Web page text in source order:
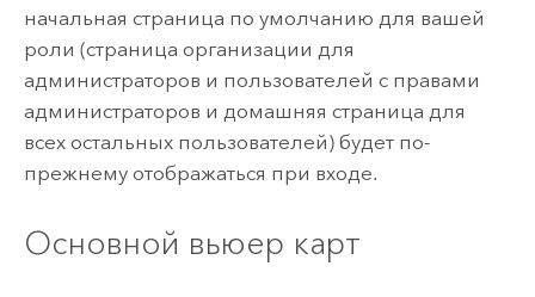
начальная страница по умолчанию для вашей
роли (страница организации для
администраторов и пользователей с правами
администраторов и домашняя страница для
всех остальных пользователей) будет по-
прежнему отображаться при входе.
Основной вьюер карт